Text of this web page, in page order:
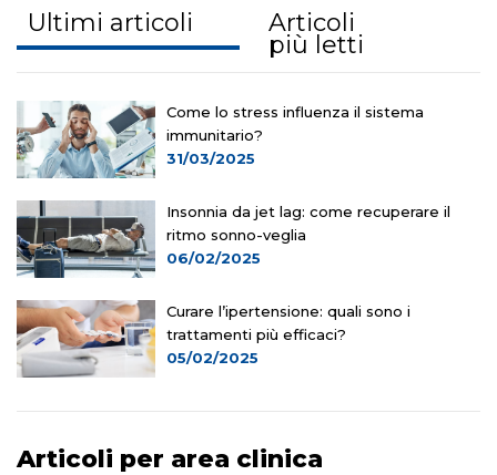
Ultimi articoli Articoli
più letti
Come lo stress influenza il sistema
immunitario?
31/03/2025
Insonnia da jet lag: come recuperare il
ritmo sonno-veglia
06/02/2025
Curare l’ipertensione: quali sono i
trattamenti più efficaci?
05/02/2025
Articoli per area clinica